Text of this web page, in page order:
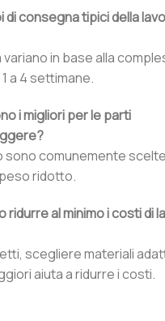
di consegna tipici della
in base alla
a 4 settimane.
i migliori per le parti
sono comunemente
ridotto.
ridurre al minimo i costi di
scegliere materiali
aiuta a ridurre i costi.